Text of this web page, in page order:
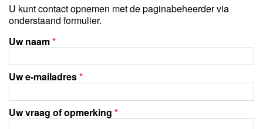
U kunt contact opnemen met de paginabeheerder via
onderstaand formulier.
Uw naam*
Uw e-mailadres*
Uw vraag of opmerking *